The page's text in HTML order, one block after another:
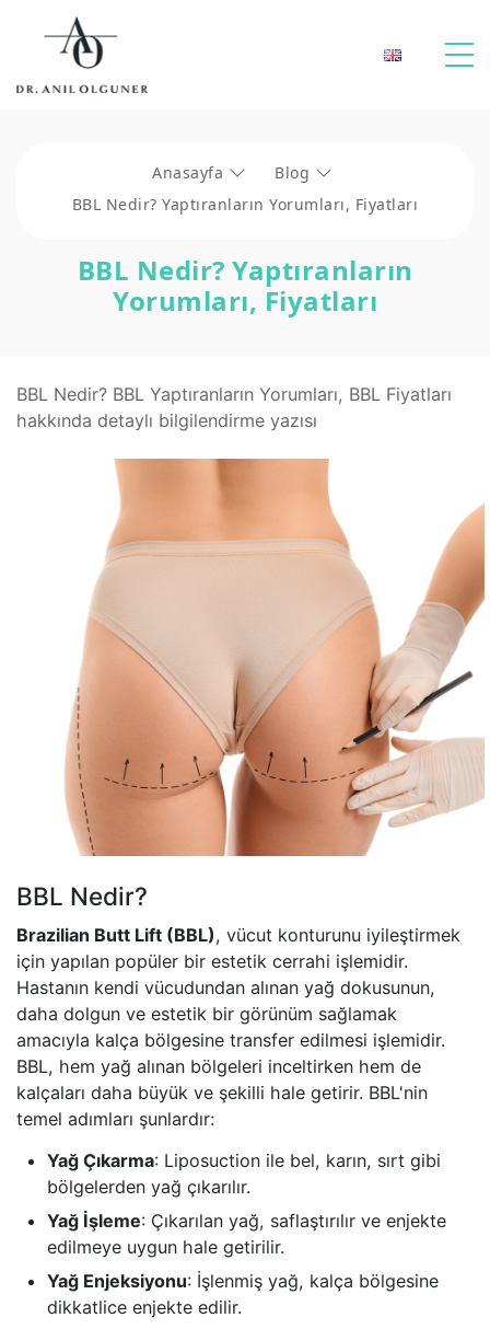
Anasayfa
Blog
BBL Nedir? Yaptıranların Yorumları, Fiyatları
BBL Nedir? Yaptıranların
Yorumları, Fiyatları
BBL Nedir? BBL Yaptıranların Yorumları, BBL Fiyatları
hakkında detaylı bilgilendirme yazısı
BBL Nedir?
Brazilian Butt Lift (BBL), vücut konturunu iyileştirmek
için yapılan popüler bir estetik cerrahi işlemidir.
Hastanın kendi vücudundan alınan yağ dokusunun,
daha dolgun ve estetik bir görünüm sağlamak
amacıyla kalça bölgesine transfer edilmesi işlemidir.
BBL, hem yağ alınan bölgeleri inceltirken hem de
kalçaları daha büyük ve şekilli hale getirir. BBL'nin
temel adımları şunlardır:
Yağ Çıkarma: Liposuction ile bel, karın, sırt gibi
bölgelerden yağ çıkarılır.
Yağ İşleme: Çıkarılan yağ, saflaştırılır ve enjekte
edilmeye uygun hale getirilir.
Yağ Enjeksiyonu: İşlenmiş yağ, kalça bölgesine
dikkatlice enjekte edilir.